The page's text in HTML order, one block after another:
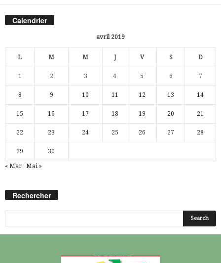
Calendrier
avril 2019
L M M J V S D
1 2 3 4 5 6 7
8 9 10 11 12 13 14
15 16 17 18 19 20 21
22 23 24 25 26 27 28
29 30
« Mar Mai »
Rechercher